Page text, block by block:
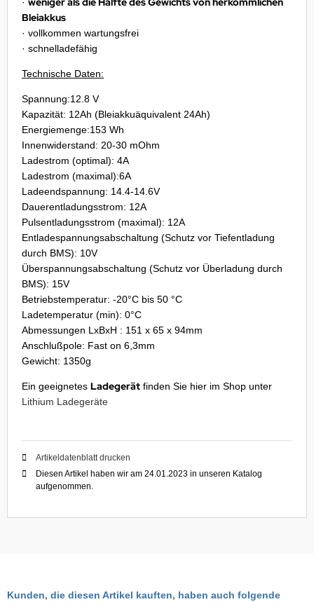
Bleiakkus
· vollkommen wartungsfrei
· schnelladefähig
Technische Daten:
Spannung:12.8 V
Kapazität: 12Ah (Bleiakkuäquivalent 24Ah)
Energiemenge:153 Wh
Innenwiderstand: 20-30 mOhm
Ladestrom (optimal): 4A
Ladestrom (maximal):6A
Ladeendspannung: 14.4-14.6V
Dauerentladungsstrom: 12A
Pulsentladungsstrom (maximal): 12A
Entladespannungsabschaltung (Schutz vor Tiefentladung
durch BMS): 10V
Überspannungsabschaltung (Schutz vor Überladung durch
BMS): 15V
Betriebstemperatur: -20°C bis 50 °C
Ladetemperatur (min): 0°C
Abmessungen LxBxH : 151 x 65 x 94mm
Anschlußpole: Fast on 6,3mm
Gewicht: 1350g
Ein geeignetes Ladegerät finden Sie hier im Shop unter
Lithium Ladegeräte
Artikeldatenblatt drucken
Diesen Artikel haben wir am 24.01.2023 in unseren Katalog
aufgenommen.
Kunden, die diesen Artikel kauften, haben auch folgende